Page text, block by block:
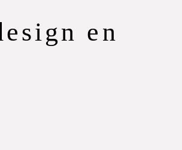
en